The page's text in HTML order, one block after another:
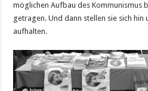
möglichen Aufbau des Kommunismus
getragen. Und dann stellen sie sich hin
aufhalten.